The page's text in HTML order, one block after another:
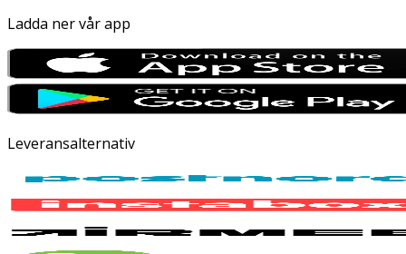
Ladda ner vår app
Leveransalternativ